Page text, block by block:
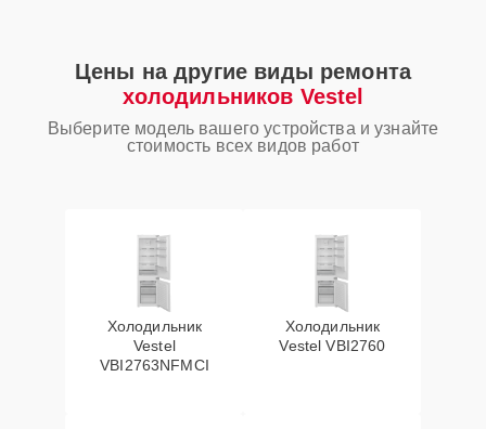
Цены на другие виды ремонта
холодильников Vestel
Выберите модель вашего устройства и узнайте
стоимость всех видов работ
Холодильник
Vestel
VBI2763NFMCI
Холодильник
Vestel VBI2760